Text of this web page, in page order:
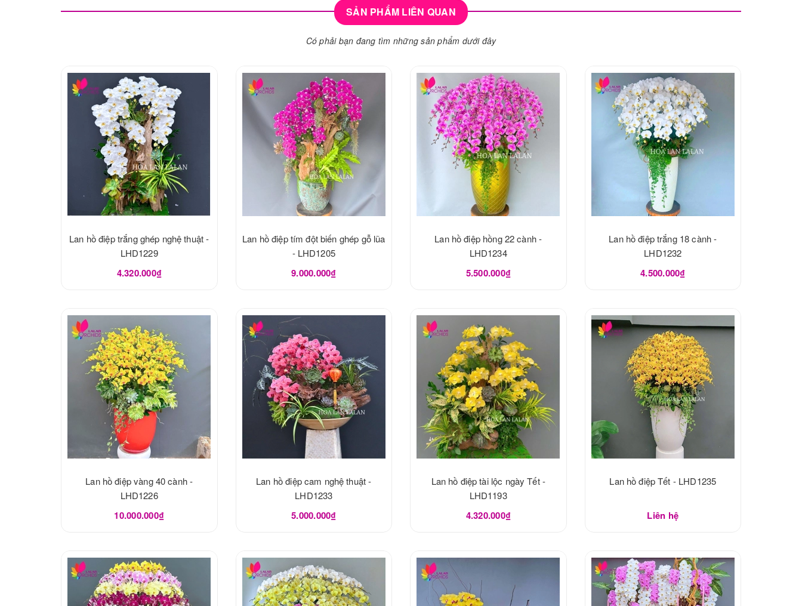
SẢN PHẨM LIÊN QUAN
Có phải bạn đang tìm những sản phẩm dưới đây
Lan hồ điệp trắng ghép nghệ thuật -
LHD1229
4.320.000₫
Lan hồ điệp tím đột biến ghép gỗ lũa
- LHD1205
9.000.000₫
Lan hồ điệp hồng 22 cành -
LHD1234
5.500.000₫
Lan hồ điệp trắng 18 cành -
LHD1232
4.500.000₫
Lan hồ điệp vàng 40 cành -
LHD1226
10.000.000₫
Lan hồ điệp cam nghệ thuật -
LHD1233
5.000.000₫
Lan hồ điệp tài lộc ngày Tết -
LHD1193
4.320.000₫
Lan hồ điệp Tết - LHD1235
Liên hệ